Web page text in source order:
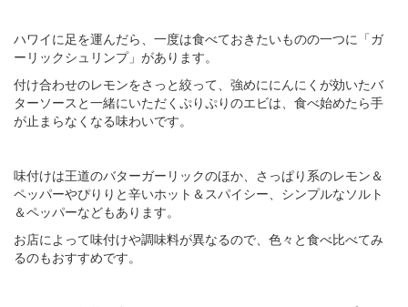
ハワイに足を運んだら、一度は食べておきたいものの一つに「ガ
ーリックシュリンプ」があります。
付け合わせのレモンをさっと絞って、強めににんにくが効いたバ
ターソースと一緒にいただくぷりぷりのエビは、食べ始めたら手
が止まらなくなる味わいです。
味付けは王道のバターガーリックのほか、さっぱり系のレモン＆
ペッパーやぴりりと辛いホット＆スパイシー、シンプルなソルト
＆ペッパーなどもあります。
お店によって味付けや調味料が異なるので、色々と食べ比べてみ
るのもおすすめです。